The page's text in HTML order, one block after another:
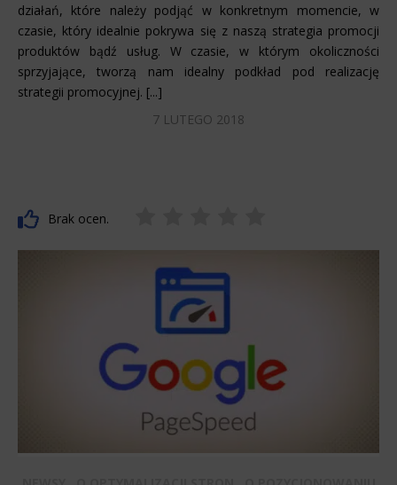
działań, które należy podjąć w konkretnym momencie, w
czasie, który idealnie pokrywa się z naszą strategia promocji
produktów bądź usług. W czasie, w którym okoliczności
sprzyjające, tworzą nam idealny podkład pod realizację
strategii promocyjnej. [...]
7 LUTEGO 2018
Brak ocen.